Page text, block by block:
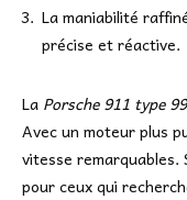
La maniabilité
précise et réactive.
La Porsche 911 type
Avec un moteur plus
vitesse remarquables.
pour ceux qui